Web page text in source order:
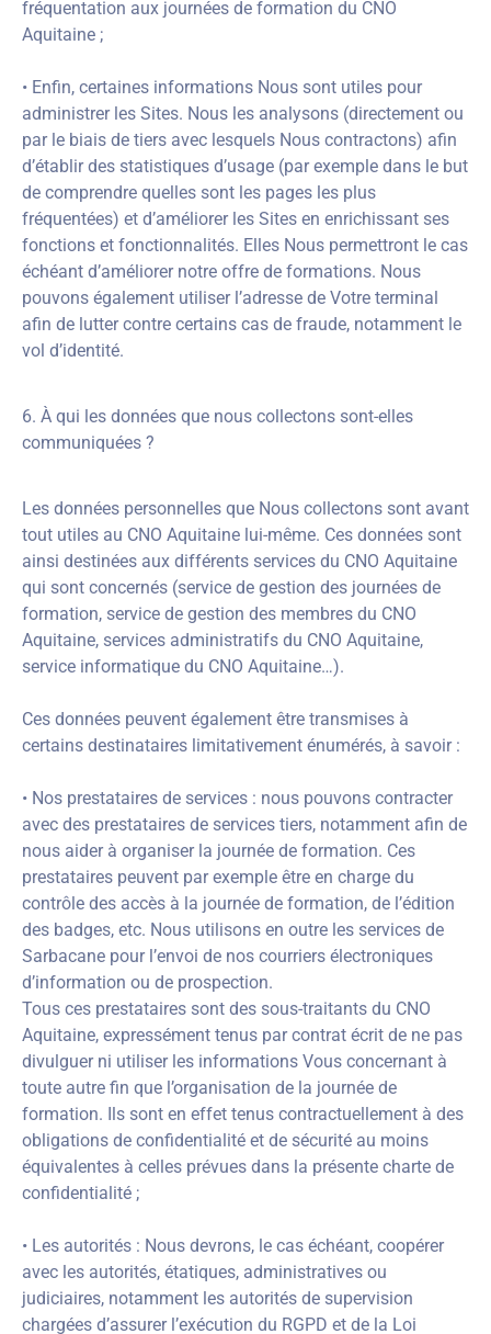
fréquentation aux journées de formation du CNO
Aquitaine ;
• Enfin, certaines informations Nous sont utiles pour
administrer les Sites. Nous les analysons (directement ou
par le biais de tiers avec lesquels Nous contractons) afin
d’établir des statistiques d’usage (par exemple dans le but
de comprendre quelles sont les pages les plus
fréquentées) et d’améliorer les Sites en enrichissant ses
fonctions et fonctionnalités. Elles Nous permettront le cas
échéant d’améliorer notre offre de formations. Nous
pouvons également utiliser l’adresse de Votre terminal
afin de lutter contre certains cas de fraude, notamment le
vol d’identité.
6. À qui les données que nous collectons sont-elles
communiquées ?
Les données personnelles que Nous collectons sont avant
tout utiles au CNO Aquitaine lui-même. Ces données sont
ainsi destinées aux différents services du CNO Aquitaine
qui sont concernés (service de gestion des journées de
formation, service de gestion des membres du CNO
Aquitaine, services administratifs du CNO Aquitaine,
service informatique du CNO Aquitaine…).
Ces données peuvent également être transmises à
certains destinataires limitativement énumérés, à savoir :
• Nos prestataires de services : nous pouvons contracter
avec des prestataires de services tiers, notamment afin de
nous aider à organiser la journée de formation. Ces
prestataires peuvent par exemple être en charge du
contrôle des accès à la journée de formation, de l’édition
des badges, etc. Nous utilisons en outre les services de
Sarbacane pour l’envoi de nos courriers électroniques
d’information ou de prospection.
Tous ces prestataires sont des sous-traitants du CNO
Aquitaine, expressément tenus par contrat écrit de ne pas
divulguer ni utiliser les informations Vous concernant à
toute autre fin que l’organisation de la journée de
formation. Ils sont en effet tenus contractuellement à des
obligations de confidentialité et de sécurité au moins
équivalentes à celles prévues dans la présente charte de
confidentialité ;
• Les autorités : Nous devrons, le cas échéant, coopérer
avec les autorités, étatiques, administratives ou
judiciaires, notamment les autorités de supervision
chargées d’assurer l’exécution du RGPD et de la Loi